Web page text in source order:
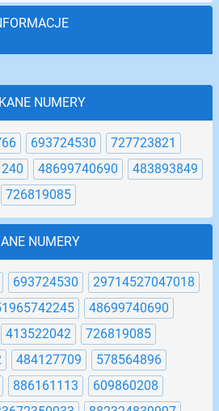
NUMERY
693724530
727723821
48699740690
483893849
726819085
NUMERY
693724530
29714527047018
48699740690
413522042
726819085
484127709
578564896
886161113
609860208